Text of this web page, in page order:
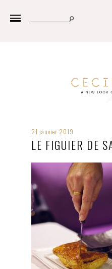
21 janvier 2019
LE FIGUIER DE